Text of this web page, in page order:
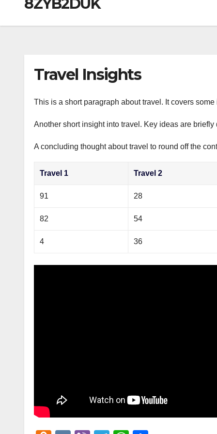
8ZYB2DUK
Travel Insights
This is a short paragraph about travel. It covers
Another short insight into travel. Key ideas are briefly
A concluding thought about travel to round off the
Travel 1 Travel 2
91 28
82 54
4 36
m